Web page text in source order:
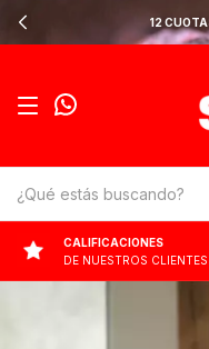
12 CUOTAS SIN
CALIFICACIONES
DE NUESTROS CLIENTES